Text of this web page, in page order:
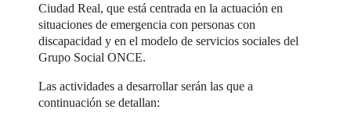
Ciudad Real, que está centrada en la actuación en
situaciones de emergencia con personas con
discapacidad y en el modelo de servicios sociales del
Grupo Social ONCE.
Las actividades a desarrollar serán las que a
continuación se detallan: